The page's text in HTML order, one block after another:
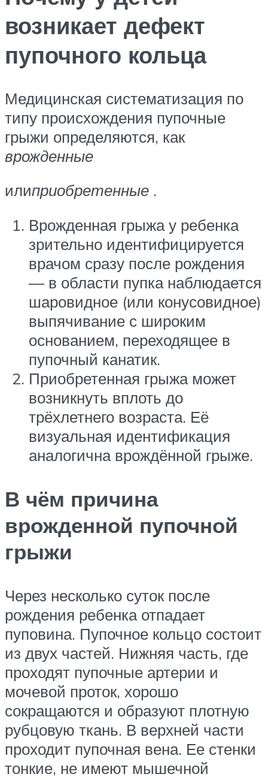
возникает дефект
пупочного кольца
Медицинская систематизация по
типу происхождения пупочные
грыжи определяются, как
врожденные
илиприобретенные .
Врожденная грыжа у ребенка
зрительно идентифицируется
врачом сразу после рождения
— в области пупка наблюдается
шаровидное (или конусовидное)
выпячивание с широким
основанием, переходящее в
пупочный канатик.
Приобретенная грыжа может
возникнуть вплоть до
трёхлетнего возраста. Её
визуальная идентификация
аналогична врождённой грыже.
В чём причина
врожденной пупочной
грыжи
Через несколько суток после
рождения ребенка отпадает
пуповина. Пупочное кольцо состоит
из двух частей. Нижняя часть, где
проходят пупочные артерии и
мочевой проток, хорошо
сокращаются и образуют плотную
рубцовую ткань. В верхней части
проходит пупочная вена. Ее стенки
тонкие, не имеют мышечной